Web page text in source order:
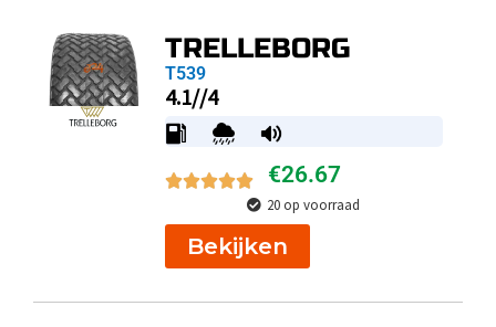
TRELLEBORG
T539
4.1//4
€26.67
20 op voorraad
Bekijken